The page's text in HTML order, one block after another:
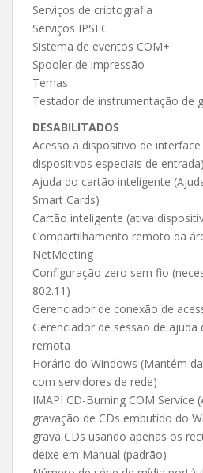
Serviços de criptografia
Serviços IPSEC
Sistema de eventos COM+
Spooler de impressão
Temas
Testador de instrumentação de
DESABILITADOS
Acesso a dispositivo de
dispositivos especiais de entrada)
Ajuda do cartão inteligente
Smart Cards)
Cartão inteligente (ativa
Compartilhamento remoto da
NetMeeting
Configuração zero sem fio
802.11)
Gerenciador de conexão de
Gerenciador de sessão de ajuda
remota
Horário do Windows (Mantém
com servidores de rede)
IMAPI CD-Burning COM Service
gravação de CDs embutido do
grava CDs usando apenas os
deixe em Manual (padrão)